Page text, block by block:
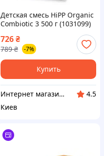
Детская смесь HiPP Organic
Combiotic 3 500 г (1031099)
726₴
789 ₴ -7%
Купить
Интернет магазин "Домовичок"
4.5
Киев